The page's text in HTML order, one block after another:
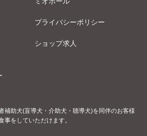
プライバシーポリシー
ショップ求人
補助犬(盲導犬・介助犬・聴導犬)を同伴のお客様
事をしていただけます。